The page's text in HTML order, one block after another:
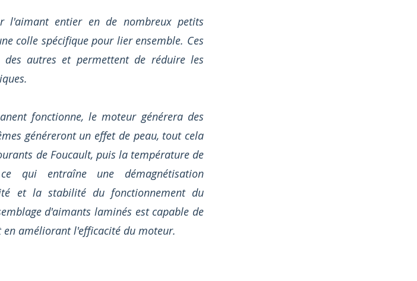
l'aimant entier en de nombreux petits
colle spécifique pour lier ensemble. Ces
autres et permettent de réduire les
fonctionne, le moteur générera des
généreront un effet de peau, tout cela
de Foucault, puis la température de
qui entraîne une démagnétisation
et la stabilité du fonctionnement du
d'aimants laminés est capable de
améliorant l'efficacité du moteur.